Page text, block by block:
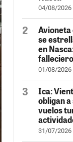
04/08/2026
se
en
01/08/2026
Ica:
obligan
vuelos
31/07/2026